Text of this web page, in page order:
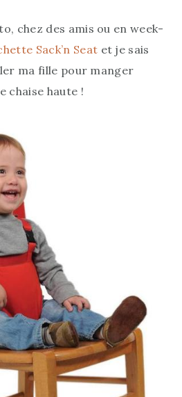
chez des amis ou en week-
Sack’n Seat et je sais
ma fille pour manger
chaise haute !